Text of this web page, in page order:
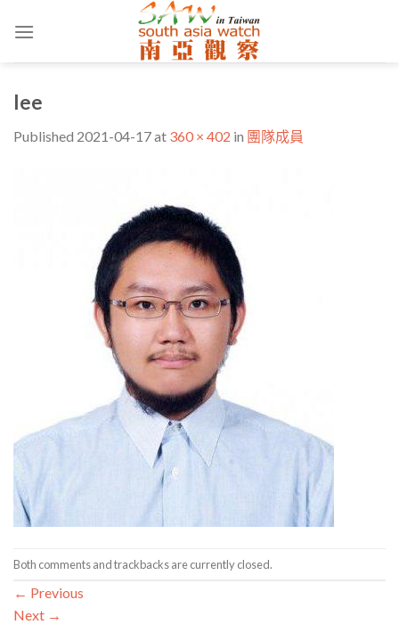
lee
Published 2021-04-17at 360 × 402 in 團隊成員
Both comments and trackbacks are currently closed.
← Previous
Next →